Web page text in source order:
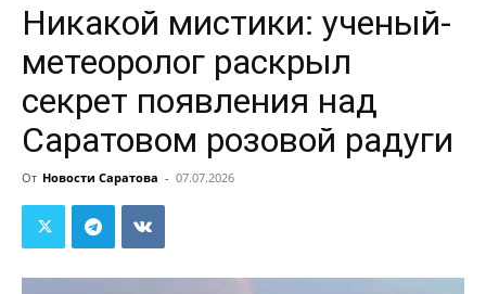
Никакой мистики: ученый-
метеоролог раскрыл
секрет появления над
Саратовом розовой радуги
От Новости Саратова - 07.07.2026